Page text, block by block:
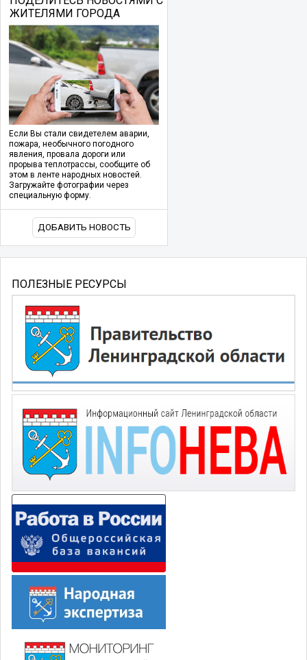
ЖИТЕЛЯМИ ГОРОДА
Если Вы стали свидетелем аварии,
пожара, необычного погодного
явления, провала дороги или
прорыва теплотрассы, сообщите об
этом в ленте народных новостей.
Загружайте фотографии через
специальную форму.
ДОБАВИТЬ НОВОСТЬ
ПОЛЕЗНЫЕ РЕСУРСЫ